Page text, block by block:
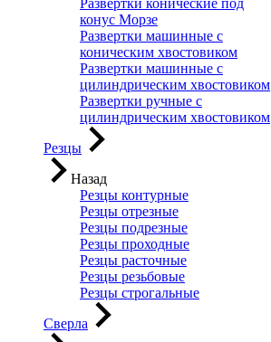
Развертки конические под
конус Морзе
Развертки машинные с
коническим хвостовиком
Развертки машинные с
цилиндрическим хвостовиком
Развертки ручные с
цилиндрическим хвостовиком
Резцы
Назад
Резцы контурные
Резцы отрезные
Резцы подрезные
Резцы проходные
Резцы расточные
Резцы резьбовые
Резцы строгальные
Сверла